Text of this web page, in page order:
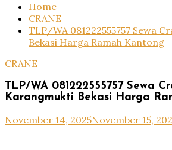
Home
CRANE
TLP/WA 081222555757 Sewa
Bekasi Harga Ramah Kantong
CRANE
TLP/WA 081222555757 Sewa
Karangmukti Bekasi Harga
November 14, 2025November 15,